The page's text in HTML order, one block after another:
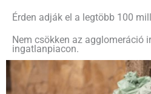
Érden adják el a legtöbb 100
Nem csökken az agglomeráció
ingatlanpiacon.